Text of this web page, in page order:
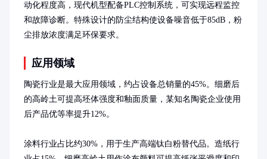
动化程度高，现代机型配备PLC控制系统，可实现远程监控
和故障诊断。特殊设计的防尘结构使设备噪音低于85dB，粉
尘排放浓度满足环保要求。
应用领域
陶瓷行业是最大应用领域，约占设备总销量的45%。细磨后
的高岭土可提高坯体强度和釉面质量，某知名陶瓷企业使用
后产品优等率提升12%。
涂料行业占比约30%，用于生产高端钛白粉替代品。造纸行